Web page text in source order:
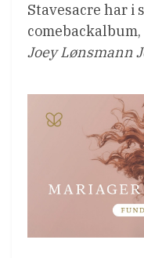
Stavesacre har i
Joey Lønsmann